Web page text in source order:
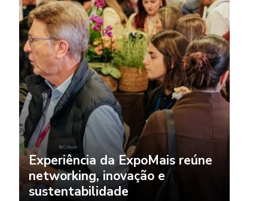
Experiência da ExpoMais reúne
networking, inovação e
sustentabilidade